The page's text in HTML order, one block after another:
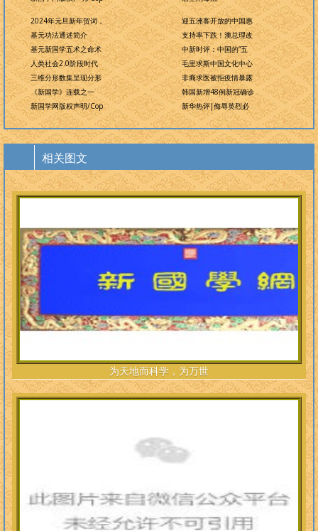
2024年元旦新年贺词，
基元功法通述简介
基元新国学五术之命术
人类社会2.0阶段时代
三维分形数集呈现分形
《新国学》连载之一
新国学网版权声明/Cop
迎五洲客开放的中国惠
支持率下跌！澳总理改
中新时评：中国的“五
毛里求斯中国文化中心
非裔求医被拒疫情暴露
韩国新增48例新冠确诊
新华热评|侮辱英烈必
相关图文
为天地而科学，为万世